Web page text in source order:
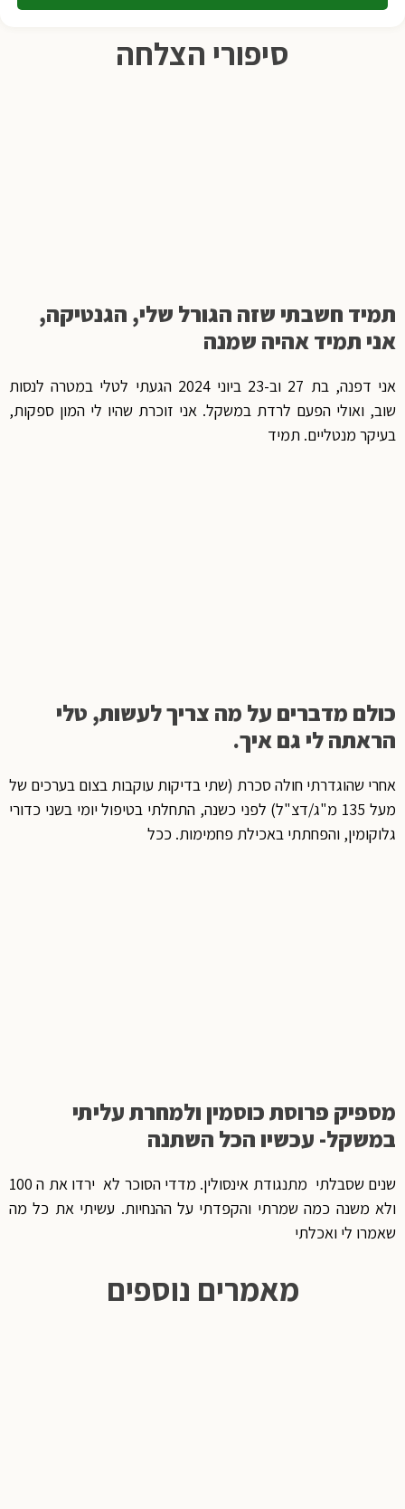
סיפורי הצלחה
תמיד חשבתי שזה הגורל שלי, הגנטיקה,
אני תמיד אהיה שמנה
אני דפנה, בת 27 וב-23 ביוני 2024 הגעתי לטלי במטרה לנסות
שוב, ואולי הפעם לרדת במשקל. אני זוכרת שהיו לי המון ספקות,
בעיקר מנטליים. תמיד
כולם מדברים על מה צריך לעשות, טלי
הראתה לי גם איך.
אחרי שהוגדרתי חולה סכרת (שתי בדיקות עוקבות בצום בערכים של
מעל 135 מ"ג/דצ"ל) לפני כשנה, התחלתי בטיפול יומי בשני כדורי
גלוקומין, והפחתתי באכילת פחמימות. ככל
מספיק פרוסת כוסמין ולמחרת עליתי
במשקל- עכשיו הכל השתנה
שנים שסבלתי מתנגודת אינסולין. מדדי הסוכר לא ירדו את ה 100
ולא משנה כמה שמרתי והקפדתי על ההנחיות. עשיתי את כל מה
שאמרו לי ואכלתי
מאמרים נוספים